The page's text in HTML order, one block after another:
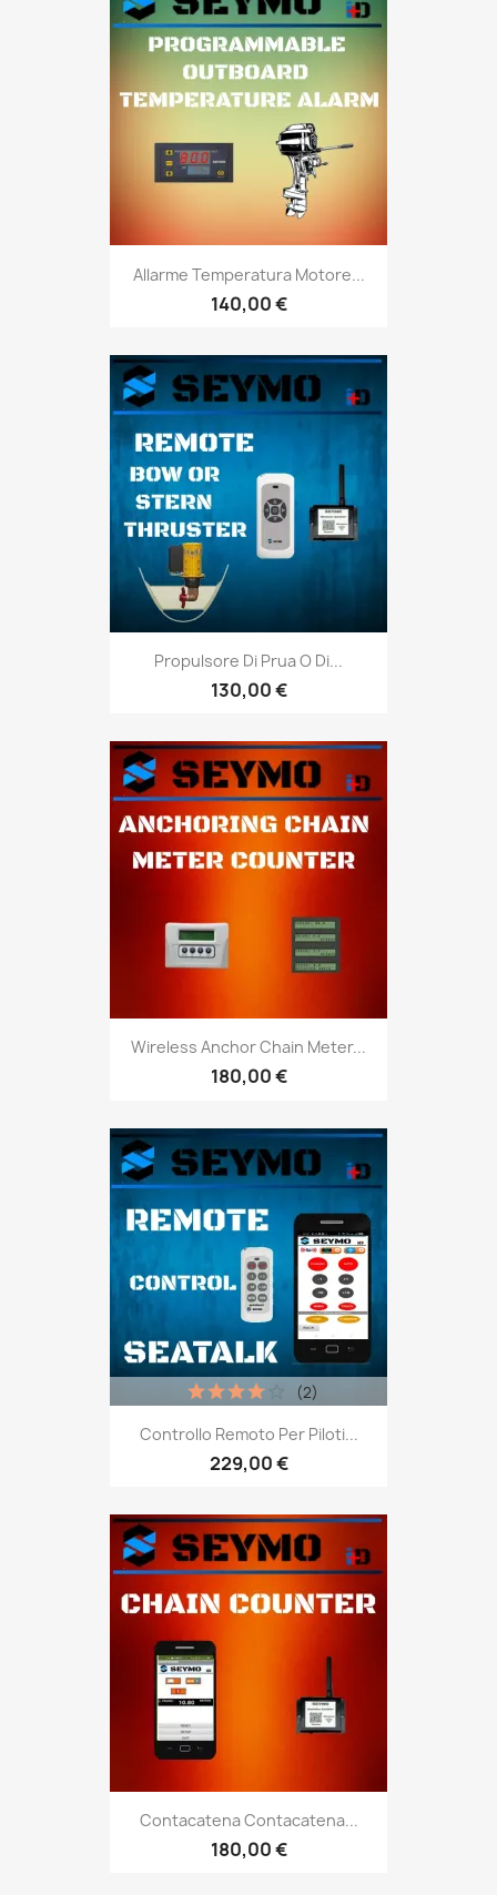
Allarme Temperatura Motore...
140,00 €
Propulsore Di Prua O Di...
130,00 €
Wireless Anchor Chain Meter...
180,00 €
Controllo Remoto Per Piloti...
229,00 €
(2)
Contacatena Contacatena...
180,00 €